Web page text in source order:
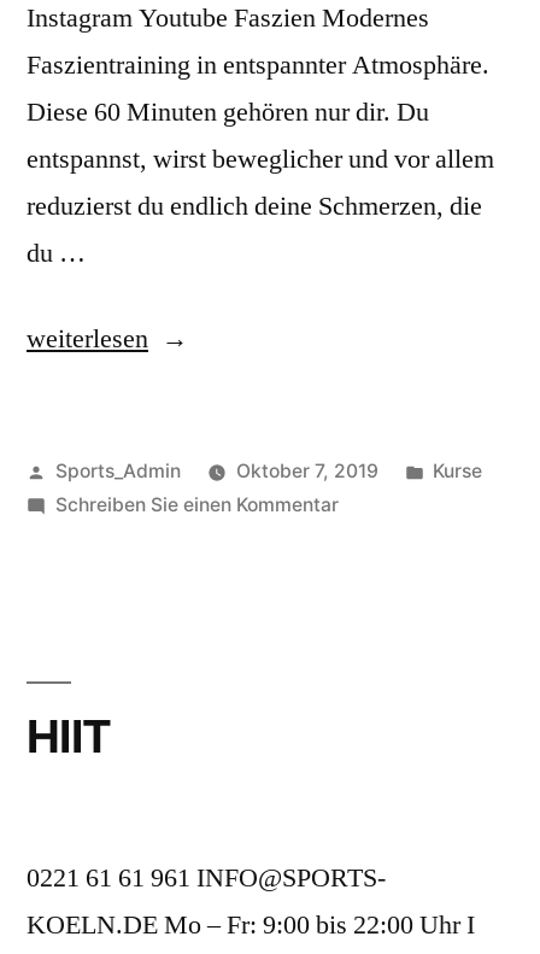
Instagram Youtube Faszien Modernes
Faszientraining in entspannter Atmosphäre.
Diese 60 Minuten gehören nur dir. Du
entspannst, wirst beweglicher und vor allem
reduzierst du endlich deine Schmerzen, die
du …
weiterlesen
Sports_Admin Oktober 7, 2019
Kurse
Schreiben Sie einen Kommentar
HIIT
0221 61 61 961 INFO@SPORTS-
KOELN.DE Mo – Fr: 9:00 bis 22:00 Uhr I